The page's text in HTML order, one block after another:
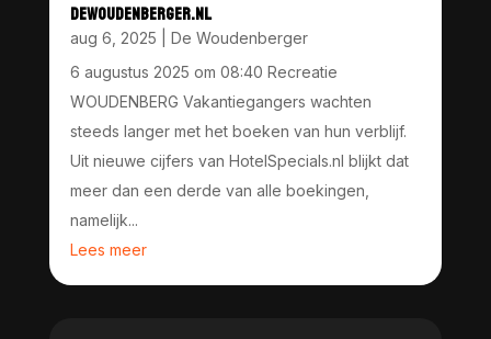
DEWOUDENBERGER.NL
aug 6, 2025
De Woudenberger
6 augustus 2025 om 08:40 Recreatie
WOUDENBERG Vakantiegangers wachten
steeds langer met het boeken van hun verblijf.
Uit nieuwe cijfers van HotelSpecials.nl blijkt dat
meer dan een derde van alle boekingen,
namelijk...
Lees meer